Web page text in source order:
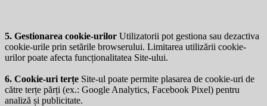
5. Gestionarea cookie-urilor Utilizatorii pot gestiona sau dezactiva
cookie-urile prin setările browserului. Limitarea utilizării cookie-
urilor poate afecta funcționalitatea Site-ului.
6. Cookie-uri terțe Site-ul poate permite plasarea de cookie-uri de
către terțe părți (ex.: Google Analytics, Facebook Pixel) pentru
analiză și publicitate.